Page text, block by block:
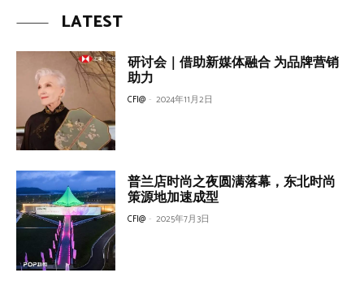
LATEST
研讨会｜借助新媒体融合 为品牌营销
助力
CFI@ - 2024年11月2日
普兰店时尚之夜圆满落幕，东北时尚
策源地加速成型
CFI@ - 2025年7月3日